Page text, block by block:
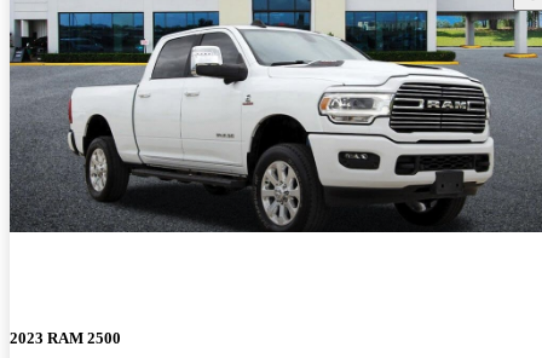
2023 RAM 2500